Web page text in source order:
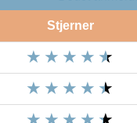
Stjerner